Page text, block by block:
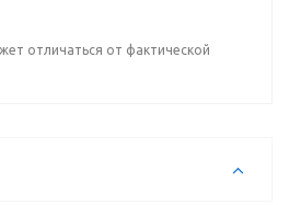
отличаться от фактической